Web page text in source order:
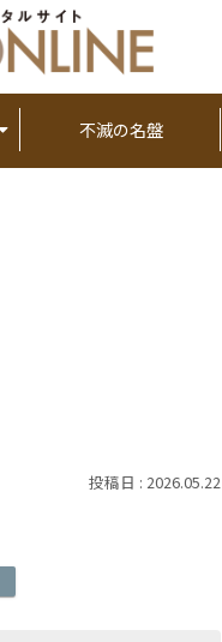
不滅の名盤
2026.05.22